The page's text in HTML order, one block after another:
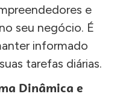
e
seu negócio. É
informado
tarefas diárias.
Dinâmica e